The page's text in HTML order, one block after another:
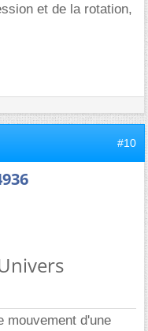
et de la rotation,
#10
mouvement d'une